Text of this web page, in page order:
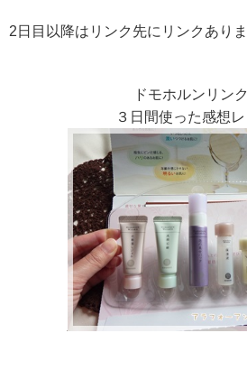
2日目以降はリンク先にリンクあり
ドモホルンリン
３日間使った感想